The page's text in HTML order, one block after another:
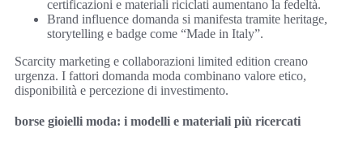
certificazioni e materiali riciclati aumentano la fedeltà.
Brand influence domanda si manifesta tramite heritage,
storytelling e badge come “Made in Italy”.
Scarcity marketing e collaborazioni limited edition creano
urgenza. I fattori domanda moda combinano valore etico,
disponibilità e percezione di investimento.
borse gioielli moda: i modelli e materiali più ricercati